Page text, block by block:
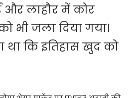
और लाहौर में कोर
भी जला दिया गया।
कि इतिहास खुद को